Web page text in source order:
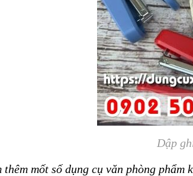
Dập
thêm mốt số dụng cụ văn phòng phẩm